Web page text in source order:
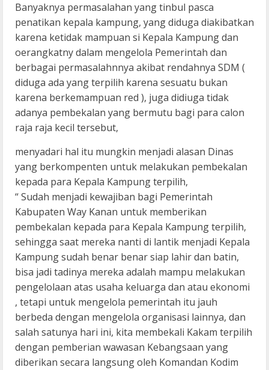
Banyaknya permasalahan yang tinbul pasca
penatikan kepala kampung, yang diduga diakibatkan
karena ketidak mampuan si Kepala Kampung dan
oerangkatny dalam mengelola Pemerintah dan
berbagai permasalahnnya akibat rendahnya SDM (
diduga ada yang terpilih karena sesuatu bukan
karena berkemampuan red ), juga didiuga tidak
adanya pembekalan yang bermutu bagi para calon
raja raja kecil tersebut,
menyadari hal itu mungkin menjadi alasan Dinas
yang berkompenten untuk melakukan pembekalan
kepada para Kepala Kampung terpilih,
“ Sudah menjadi kewajiban bagi Pemerintah
Kabupaten Way Kanan untuk memberikan
pembekalan kepada para Kepala Kampung terpilih,
sehingga saat mereka nanti di lantik menjadi Kepala
Kampung sudah benar benar siap lahir dan batin,
bisa jadi tadinya mereka adalah mampu melakukan
pengelolaan atas usaha keluarga dan atau ekonomi
, tetapi untuk mengelola pemerintah itu jauh
berbeda dengan mengelola organisasi lainnya, dan
salah satunya hari ini, kita membekali Kakam terpilih
dengan pemberian wawasan Kebangsaan yang
diberikan secara langsung oleh Komandan Kodim